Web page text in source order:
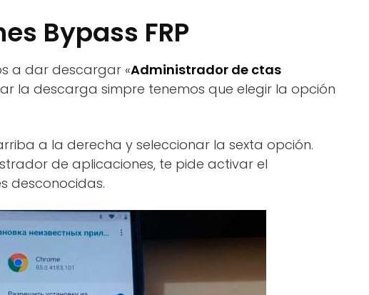
Bypass FRP
a dar descargar «Administrador de ctas
la descarga simpre tenemos que elegir la opción
a la derecha y seleccionar la sexta opción.
de aplicaciones, te pide activar el
desconocidas.